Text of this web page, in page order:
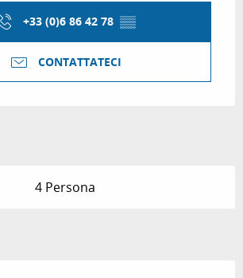
+33 (0)6 86 42 78 ▒▒
CONTATTATECI
4 Persona